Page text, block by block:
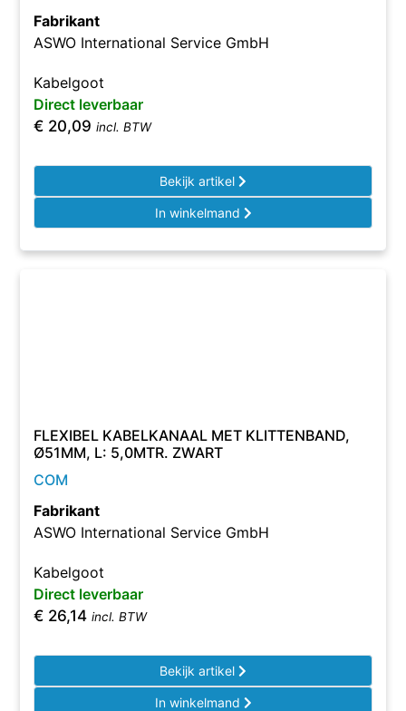
Fabrikant
ASWO International Service GmbH
Kabelgoot
Direct leverbaar
€ 20,09 incl. BTW
Bekijk artikel
In winkelmand
FLEXIBEL KABELKANAAL MET KLITTENBAND,
Ø51MM, L: 5,0MTR. ZWART
COM
Fabrikant
ASWO International Service GmbH
Kabelgoot
Direct leverbaar
€ 26,14 incl. BTW
Bekijk artikel
In winkelmand